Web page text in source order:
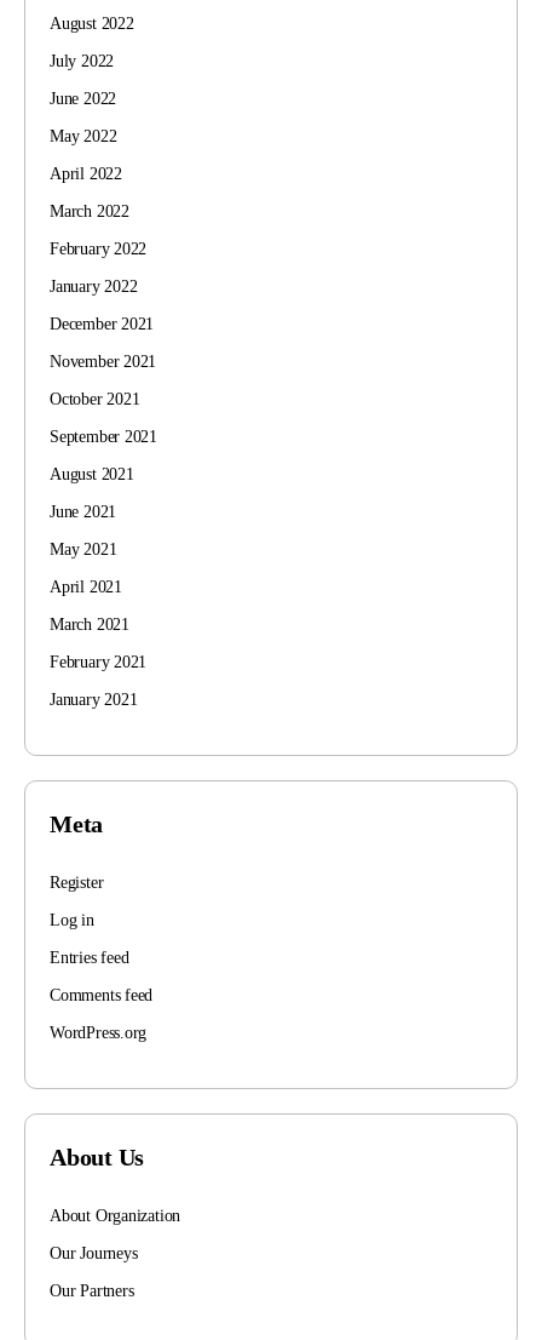
August 2022
July 2022
June 2022
May 2022
April 2022
March 2022
February 2022
January 2022
December 2021
November 2021
October 2021
September 2021
August 2021
June 2021
May 2021
April 2021
March 2021
February 2021
January 2021
Meta
Register
Log in
Entries feed
Comments feed
WordPress.org
About Us
About Organization
Our Journeys
Our Partners